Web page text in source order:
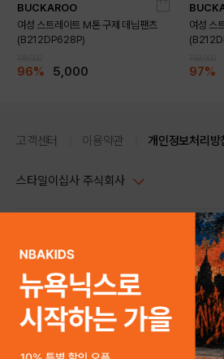
BUCKAROO
여성 스트레이트 M톤 구제 데님팬츠
(B212DP628P)
96% 5,000
여성 스
97%
고객센터 이용약관 개인정보처리방
스타일이십사 주식회사
주소 : 서울시 강남구 논현로 633, 6층 (논현동, 한세엠케
사업자등록번호 : 116-81-32499
통신판매업신고번호 : 제 2024-서울강남-04239
호스팅 서비스 : 스타일이십사㈜
고객센터 1544-5336(평일 09:00~ 18:00 토/일/공휴일
스타일24 고객센터 1544-5336
평일 09:00~ 18:00 (토/일/공휴일 휴무)
help Email : help@style24.com
COPYRIGHTⓒ2021 STYLE24 ALL RIGHTS